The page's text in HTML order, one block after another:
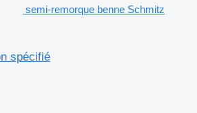
semi-remorque benne Schmitz
spécifié